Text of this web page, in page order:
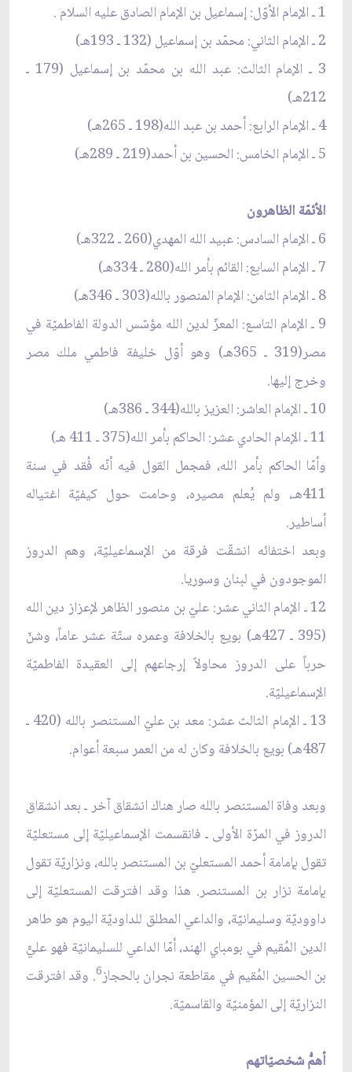
1 ـ الإمام الأوّل: إسماعيل بن الإمام الصادق عليه السلام .
2 ـ الإمام الثاني: محمّد بن إسماعيل (132 ـ 193هـ)
3 ـ الإمام الثالث: عبد الله بن محمّد بن إسماعيل (179 ـ
212هـ)
4 ـ الإمام الرابع: أحمد بن عبد الله(198 ـ 265هـ)
5 ـ الإمام الخامس: الحسين بن أحمد(219 ـ 289هـ)
الأئمّة الظاهرون
6 ـ الإمام السادس: عبيد الله المهدي(260 ـ 322هـ)
7 ـ الإمام السابع: القائم بأمر الله(280 ـ 334هـ)
8 ـ الإمام الثامن: الإمام المنصور بالله(303 ـ 346هـ)
9 ـ الإمام التاسع: المعزّ لدين الله مؤسّس الدولة الفاطميّة في
مصر(319 ـ 365هـ) وهو أوّل خليفة فاطمي ملك مصر
وخرج إليها.
10 ـ الإمام العاشر: العزيز بالله(344 ـ 386هـ)
11 ـ الإمام الحادي عشر: الحاكم بأمر الله(375 ـ 411 هـ)
وأمّا الحاكم بأمر الله، فمجمل القول فيه أنّه فُقد في سنة
411هـ، ولم يُعلم مصيره، وحامت حول كيفيّة اغتياله
أساطير.
وبعد اختفائه انشقّت فرقة من الإسماعيليّة، وهم الدروز
الموجودون في لبنان وسوريا.
12 ـ الإمام الثاني عشر: عليّ بن منصور الظاهر لإعزاز دين الله
(395 ـ 427هـ) بويع بالخلافة وعمره ستّة عشر عاماً، وشنّ
حرباً على الدروز محاولاً إرجاعهم إلى العقيدة الفاطميّة
الإسماعيليّة.
13 ـ الإمام الثالث عشر: معد بن عليّ المستنصر بالله (420 ـ
487هـ) بويع بالخلافة وكان له من العمر سبعة أعوام.
وبعد وفاة المستنصر بالله صار هناك انشقاق آخر ـ بعد انشقاق
الدروز في المرّة الأولى ـ فانقسمت الإسماعيليّة إلى مستعليّة
تقول بإمامة أحمد المستعليّ بن المستنصر بالله، ونزاريّة تقول
بإمامة نزار بن المستنصر. هذا وقد افترقت المستعليّة إلى
داووديّة وسليمانيّة، والداعي المطلق للداوديّة اليوم هو طاهر
الدين المُقيم في بومباي الهند، أمّا الداعي للسليمانيّة فهو عليّّ
بن الحسين المُقيم في مقاطعة نجران بالحجاز6. وقد افترقت
النزاريّة إلى المؤمنيّة والقاسميّة.
أهمُّ شخصيّاتهم